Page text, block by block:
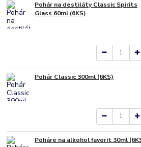
Pohár na destiláty Classic Spirits
Glass 60ml (6KS)
Pohár Classic 300ml (6KS)
Poháre na alkohol favorit 30ml